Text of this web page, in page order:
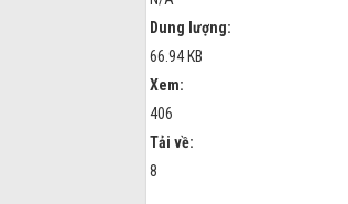
Dung lượng:
66.94 KB
Xem:
406
Tải về:
8